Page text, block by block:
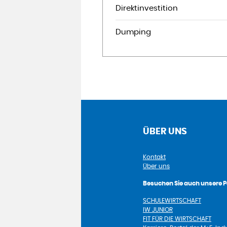
Direktinvestition
Dumping
ÜBER UNS
Kontakt
Über uns
Besuchen Sie auch unsere
SCHULEWIRTSCHAFT
IW JUNIOR
FIT FÜR DIE WIRTSCHAFT